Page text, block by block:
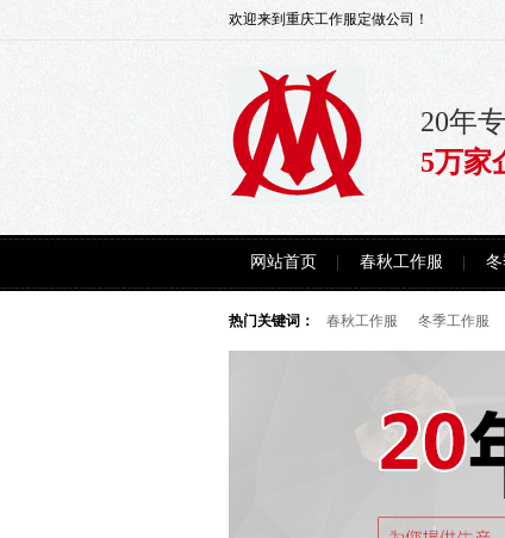
欢迎来到重庆工作服定做公司！
20年
5万家
网站首页 春秋工作服
热门关键词： 春秋工作服 冬季工作服